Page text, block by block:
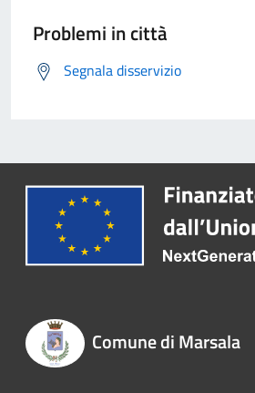
Problemi in città
Segnala disservizio
Comune di Marsala